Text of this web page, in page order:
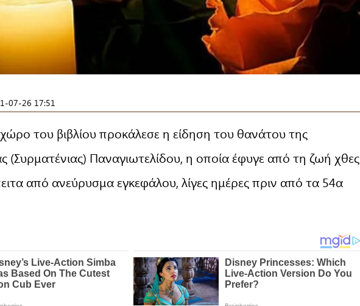
07-26 17:51
του βιβλίου προκάλεσε η είδηση του θανάτου της
(Συρματένιας) Παναγιωτελίδου, η οποία έφυγε από τη ζωή χθες
από ανεύρυσμα εγκεφάλου, λίγες ημέρες πριν από τα 54α